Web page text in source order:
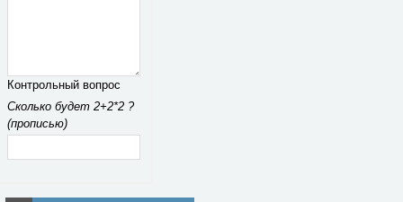
Контрольный вопрос
Сколько будет 2+2*2 ?
(прописью)